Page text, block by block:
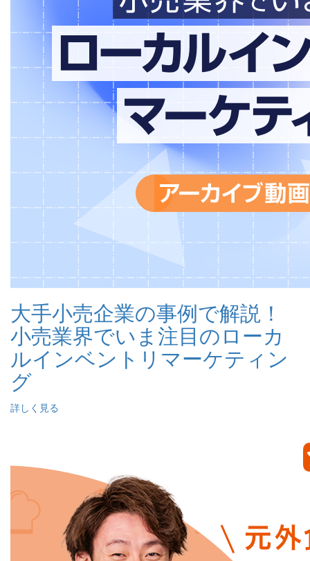
大手小売企業の事例で解説！
小売業界でいま注目のローカ
ルインベントリマーケティン
グ
詳しく見る